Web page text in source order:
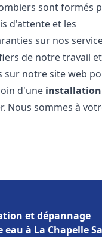
sont formés
d'attente et les
sur nos
de notre travail
sur notre site web
d'une
Nous sommes à
et dépannage
eau à La Chapelle